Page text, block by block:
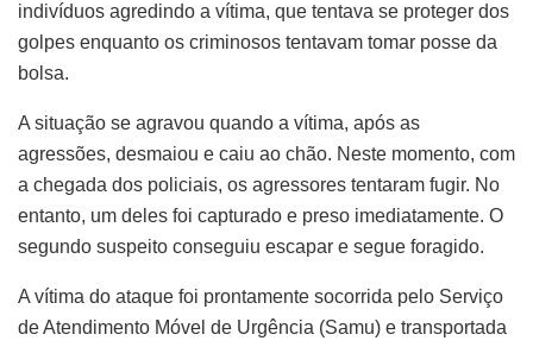
indivíduos agredindo a vítima, que tentava se proteger dos
golpes enquanto os criminosos tentavam tomar posse da
bolsa.
A situação se agravou quando a vítima, após as
agressões, desmaiou e caiu ao chão. Neste momento, com
a chegada dos policiais, os agressores tentaram fugir. No
entanto, um deles foi capturado e preso imediatamente. O
segundo suspeito conseguiu escapar e segue foragido.
A vítima do ataque foi prontamente socorrida pelo Serviço
de Atendimento Móvel de Urgência (Samu) e transportada